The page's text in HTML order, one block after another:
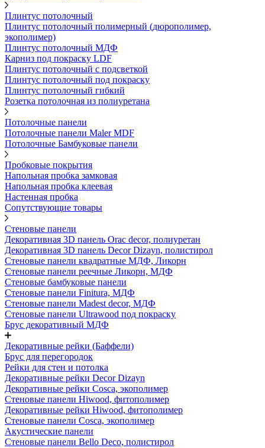
Плинтус потолочный
Плинтус потолочный полимерный (дюрополимер,
экополимер)
Плинтус потолочный МДФ
Карниз под покраску LDF
Плинтус потолочный с подсветкой
Плинтус потолочный под покраску
Плинтус потолочный гибкий
Розетка потолочная из полиуретана
Потолочные панели
Потолочные панели Maler MDF
Потолочные Бамбуковые панели
Пробковые покрытия
Напольная пробка замковая
Напольная пробка клеевая
Настенная пробка
Сопутствующие товары
Стеновые панели
Декоративная 3D панель Orac decor, полиуретан
Декоративная 3D панель Decor Dizayn, полистирол
Стеновые панели квадратные МДФ, Ликорн
Стеновые панели реечные Ликорн, МДФ
Стеновые бамбуковые панели
Стеновые панели Finitura, МДФ
Стеновые панели Madest decor, МДФ
Стеновые панели Ultrawood под покраску
Брус декоративный МДФ
Декоративные рейки (Баффели)
Брус для перегородок
Рейки для стен и потолка
Декоративные рейки Decor Dizayn
Декоративные рейки Cosca, экополимер
Стеновые панели Hiwood, фитополимер
Декоративные рейки Hiwood, фитополимер
Стеновые панели Cosca, экополимер
Акустические панели
Стеновые панели Bello Deco, полистирол